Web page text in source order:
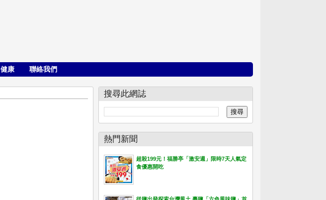
健康 聯絡我們
搜尋此網誌
熱門新聞
超殺199元！福勝亭「激安週」限時7天人氣定
食優惠開吃
從鹽出發探索台灣風土 臺鹽「六色風味鹽」首